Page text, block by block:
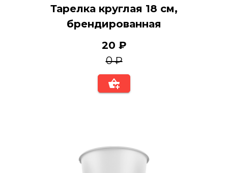
Тарелка круглая 18 см,
брендированная
20 ₽
0 ₽